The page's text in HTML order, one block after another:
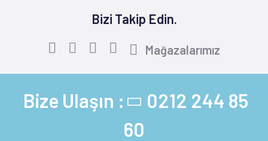
Bizi Takip Edin.
Mağazalarımız
Bize Ulaşın : 0212 244 85
60